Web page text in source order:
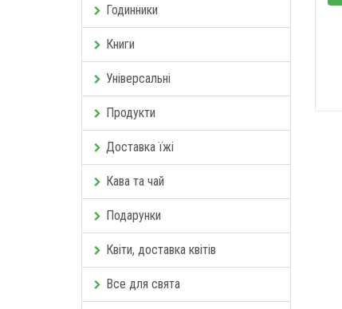
Годинники
Книги
Універсальні
Продукти
Доставка їжі
Кава та чай
Подарунки
Квіти, доставка квітів
Все для свята